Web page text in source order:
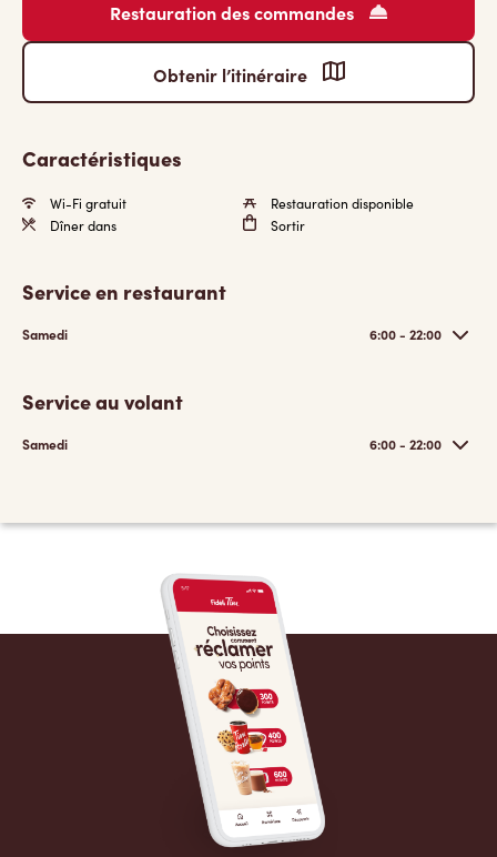
Restauration des commandes
Obtenir l’itinéraire
Caractéristiques
Wi-Fi gratuit
Restauration disponible
Dîner dans
Sortir
Service en restaurant
Samedi 6:00 - 22:00
Service au volant
Samedi 6:00 - 22:00